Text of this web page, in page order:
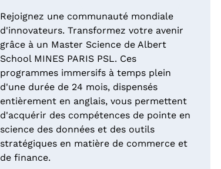
Rejoignez une communauté mondiale
d'innovateurs. Transformez votre avenir
grâce à un Master Science de Albert
School MINES PARIS PSL. Ces
programmes immersifs à temps plein
d'une durée de 24 mois, dispensés
entièrement en anglais, vous permettent
d'acquérir des compétences de pointe en
science des données et des outils
stratégiques en matière de commerce et
de finance.